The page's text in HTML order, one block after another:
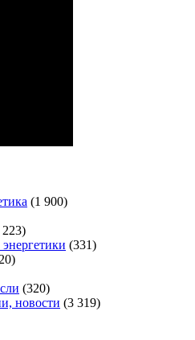
(1 900)
223)
(331)
(320)
новости (3 319)